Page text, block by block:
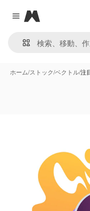
Close menu
Magnific
ホーム/ストック/ベクトル/注